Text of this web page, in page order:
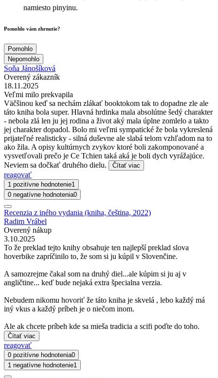
namiesto pinyinu.
Pomohlo vám zhrnutie?
Pomohlo
Nepomohlo
Soňa Jánošíková
Overený zákazník
18.11.2025
Veľmi milo prekvapila
Väčšinou keď sa nechám zlákať booktokom tak to dopadne zle ale
táto kniha bola super. Hlavná hrdinka mala absolútne šedý charakter
- nebola zlá len ju jej rodina a život aký mala úplne zomlelo a takto
jej charakter dopadol. Bolo mi veľmi sympatické že bola vykreslená
prijateľné realisticky - silná duševne ale slabá telom vzhľadom na to
ako žila. A opisy kultúrnych zvykov ktoré boli zakomponované a
vysvetľovali prečo je Ce Tchien taká aká je boli dych vyrážajúce.
Neviem sa dočkať druhého dielu.
Čítať viac
reagovať
1 pozitívne hodnotenie1
0 negatívne hodnotenia0
Recenzia z iného vydania (kniha, čeština, 2022)
Radim Vrábel
Overený nákup
3.10.2025
To že preklad tejto knihy obsahuje ten najlepší preklad slova
hoverbike zapríčinilo to, že som si ju kúpil v Slovenčine.
A samozrejme čakal som na druhý diel...ale kúpim si ju aj v
angličtine... keď bude nejaká extra špecialna verzia.
Nebudem nikomu hovoriť že táto kniha je skvelá , lebo každý má
iný vkus a každý príbeh je o niečom inom.
Ale ak chcete príbeh kde sa mieša tradicia a scifi poďte do toho.
Čítať viac
reagovať
0 pozitívne hodnotenia0
1 negatívne hodnotenie1